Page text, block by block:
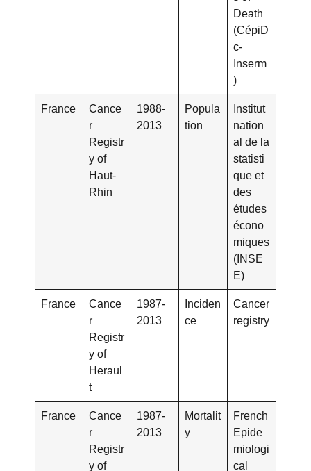
Death
(CépiD
c-
Inserm
)
France
Cance
r
Registr
y of
Haut-
Rhin
1988-
2013
Popula
tion
Institut
nation
al de la
statisti
que et
des
études
écono
miques
(INSE
E)
France
Cance
r
Registr
y of
Heraul
t
1987-
2013
Inciden
ce
Cancer
registry
France
Cance
r
Registr
y of
1987-
2013
Mortalit
y
French
Epide
miologi
cal